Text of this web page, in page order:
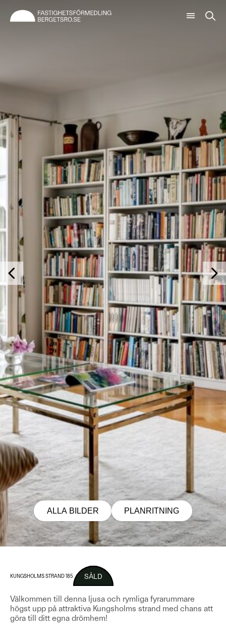
ALLA BILDER PLANRITNING
KUNGSHOLMS STRAND 185 SÅLD
Välkommen till denna ljusa och rymliga fyrarummare
högst upp på attraktiva Kungsholms strand med chans att
göra till ditt egna drömhem!